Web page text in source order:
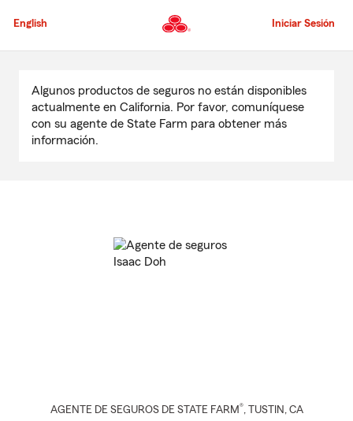
al
principal
English Iniciar Sesión
contenido
principal
Algunos productos de seguros no están disponibles
actualmente en California. Por favor, comuníquese
con su agente de State Farm para obtener más
información.
AGENTE DE SEGUROS DE STATE FARM®, TUSTIN , CA